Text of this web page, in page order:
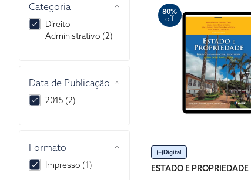
Data de Publicação
2015 (2)
Formato
Impresso (1)
Categoria
Direito
Administrativo (2)
80%
off
Digital
ESTADO E PROPRIEDADE